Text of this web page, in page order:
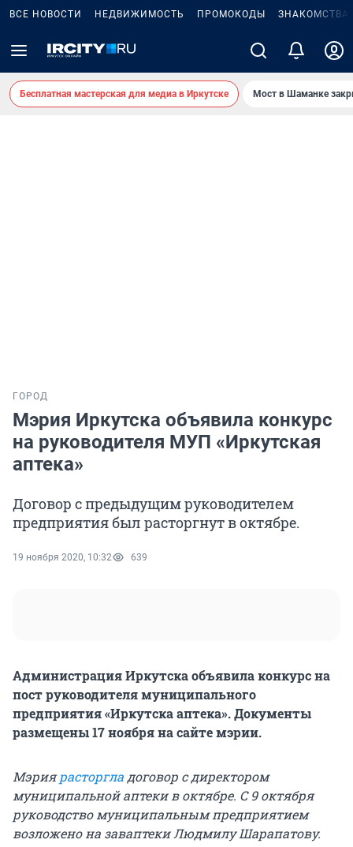
ВСЕ НОВОСТИ НЕДВИЖИМОСТЬ ПРОМОКОДЫ ЗНАКОМСТВА
Бесплатная мастерская для медиа в Иркутске Мост в Шаманке
ГОРОД
Мэрия Иркутска объявила конкурс
на руководителя МУП «Иркутская
аптека»
Договор с предыдущим руководителем
предприятия был расторгнут в октябре.
19 ноября 2020, 10:32 639
Администрация Иркутска объявила конкурс на
пост руководителя муниципального
предприятия «Иркутска аптека». Документы
размещены 17 ноября на сайте мэрии.
Мэриярасторгла договор с директором
муниципальной аптеки в октябре. С 9 октября
руководство муниципальным предприятием
возложено на заваптеки Людмилу Шарапатову.